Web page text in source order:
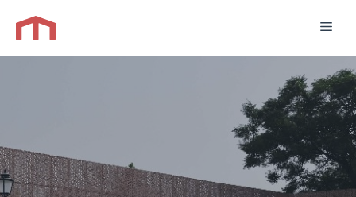
contenu